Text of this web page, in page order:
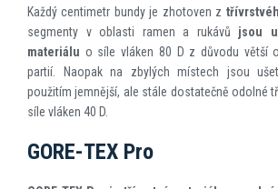
Každý centimetr bundy je zhotoven z
segmenty v oblasti ramen a rukávů jsou
materiálu o síle vláken 80 D z důvodu větší
partií. Naopak na zbylých místech jsou
použitím jemnější, ale stále dostatečně odolné
síle vláken 40 D.
GORE-TEX Pro